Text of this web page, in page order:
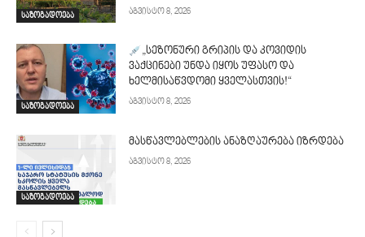
საზოგადოება აგვისტო 8, 2026
საზოგადოება
„სეზონური გრიპის და კოვიდის
ვაქცინები უნდა იყოს უფასო და
ხელმისაწვდომი ყველასთვის!“
აგვისტო 8, 2026
საზოგადოება
მასწავლებლების ანაზღაურება იზრდება
აგვისტო 8, 2026